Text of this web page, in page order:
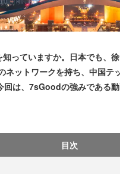
っていますか。日本でも、
ネットワークを持ち、中国テ
回は、7sGoodの強みである
目次